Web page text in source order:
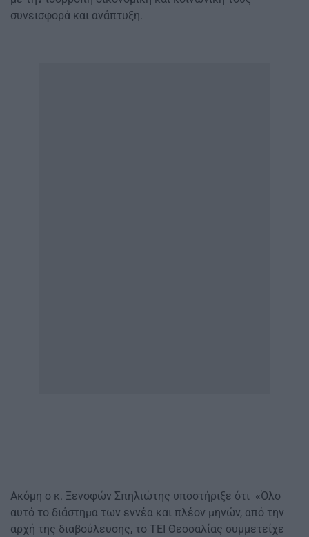
συνεισφορά και ανάπτυξη.
Ακόμη ο κ. Ξενοφών Σπηλιώτης υποστήριξε ότι «Όλο
αυτό το διάστημα των εννέα και πλέον μηνών, από την
αρχή της διαβούλευσης, το ΤΕΙ Θεσσαλίας συμμετείχε